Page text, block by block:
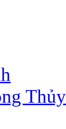
Thủy